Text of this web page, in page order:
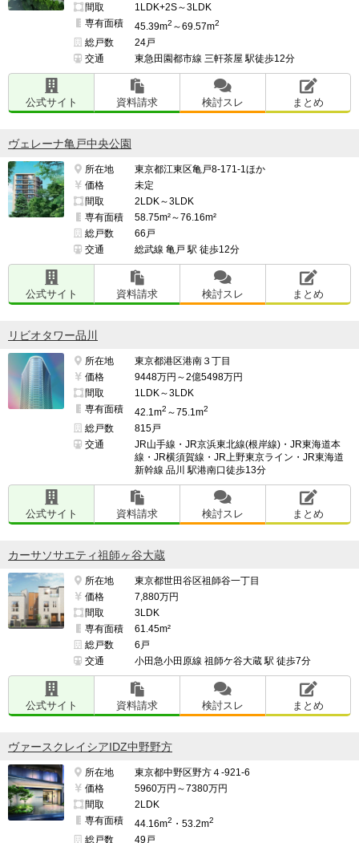
間取
1LDK+2S～3LDK
専有面積
45.39m2 ～69.57m2
総戸数
24戸
交通
東急田園都市線 三軒茶屋 駅徒歩12分
公式サイト 資料請求 検討スレ まとめ
ヴェレーナ亀戸中央公園
所在地
東京都江東区亀戸8-171-1ほか
価格
未定
間取
2LDK～3LDK
専有面積
58.75m²～76.16m²
総戸数
66戸
交通
総武線 亀戸 駅 徒歩12分
公式サイト 資料請求 検討スレ まとめ
リビオタワー品川
所在地
東京都港区港南３丁目
価格
9448万円～2億5498万円
間取
1LDK～3LDK
専有面積
42.1m2 ～75.1m2
総戸数
815戸
交通
JR山手線・JR京浜東北線(根岸線)・JR東海道本
線・JR横須賀線・JR上野東京ライン・JR東海道
新幹線 品川 駅港南口徒歩13分
公式サイト 資料請求 検討スレ まとめ
カーサソサエティ祖師ヶ谷大蔵
所在地
東京都世田谷区祖師谷一丁目
価格
7,880万円
間取
3LDK
専有面積
61.45m²
総戸数
6戸
交通
小田急小田原線 祖師ケ谷大蔵 駅 徒歩7分
公式サイト 資料請求 検討スレ まとめ
ヴァースクレイシアIDZ中野野方
所在地
東京都中野区野方４-921-6
価格
5960万円～7380万円
間取
2LDK
専有面積
44.16m2 ・53.2m2
総戸数 49戸